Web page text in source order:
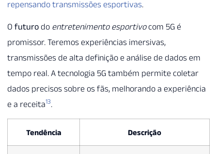
repensando transmissões esportivas.
O futuro do entretenimento esportivocom 5G é
promissor. Teremos experiências imersivas,
transmissões de alta definição e análise de dados em
tempo real. A tecnologia 5G também permite coletar
dados precisos sobre os fãs, melhorando a experiência
e a receita13.
Tendência Descrição